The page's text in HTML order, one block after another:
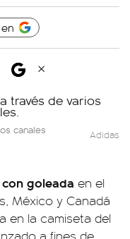
canales Adidas
goleada en el
México y Canadá
en la camiseta del
a fines de